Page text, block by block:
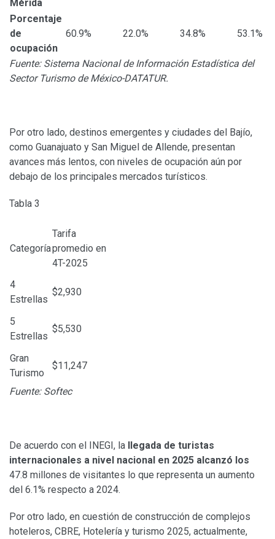
Mérida
Porcentaje
de
ocupación
60.9% 22.0% 34.8% 53.1%
Fuente: Sistema Nacional de Información Estadística del
Sector Turismo de México-DATATUR.
Por otro lado, destinos emergentes y ciudades del Bajío,
como Guanajuato y San Miguel de Allende, presentan
avances más lentos, con niveles de ocupación aún por
debajo de los principales mercados turísticos.
Tabla 3
Categoría
Tarifa
promedio en
4T-2025
4
Estrellas
$2,930
5
Estrellas
$5,530
Gran
Turismo
$11,247
Fuente: Softec
De acuerdo con el INEGI, la llegada de turistas
internacionales a nivel nacional en 2025 alcanzó los
47.8 millones de visitantes lo que representa un aumento
del 6.1% respecto a 2024.
Por otro lado, en cuestión de construcción de complejos
hoteleros, CBRE, Hotelería y turismo 2025, actualmente,